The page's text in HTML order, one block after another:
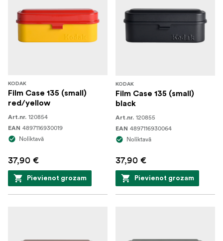
KODAK
Film Case 135 (small)
red/yellow
Art.nr. 120854
EAN 4897116930019
Noliktavā
37,90 €
Pievienot grozam
KODAK
Film Case 135 (small)
black
Art.nr. 120855
EAN 4897116930064
Noliktavā
37,90 €
Pievienot grozam